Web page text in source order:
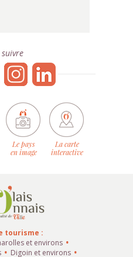
Le pays
en image
La carte
interactive
tourisme :
et environs
Digoin et environs